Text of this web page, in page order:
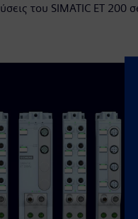
του SIMATIC ET